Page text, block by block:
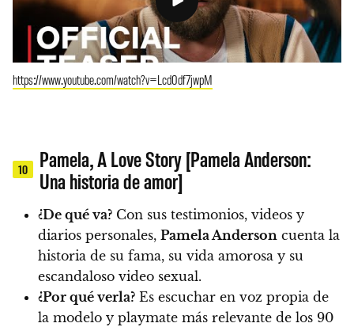
https://www.youtube.com/watch?v=Lcd0df7jwpM
10
Pamela, A Love Story [Pamela Anderson:
Una historia de amor]
¿De qué va? Con sus testimonios, videos y
diarios personales, Pamela Anderson cuenta la
historia de su fama, su vida amorosa y su
escandaloso video sexual.
¿Por qué verla? Es escuchar en voz propia de
la modelo y playmate más relevante de los 90